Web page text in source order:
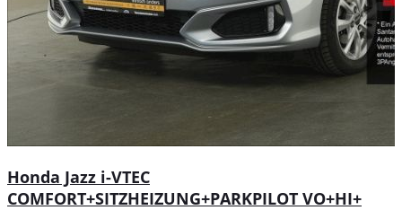
Honda Jazz i-VTEC
COMFORT+SITZHEIZUNG+PARKPILOT VO+HI+